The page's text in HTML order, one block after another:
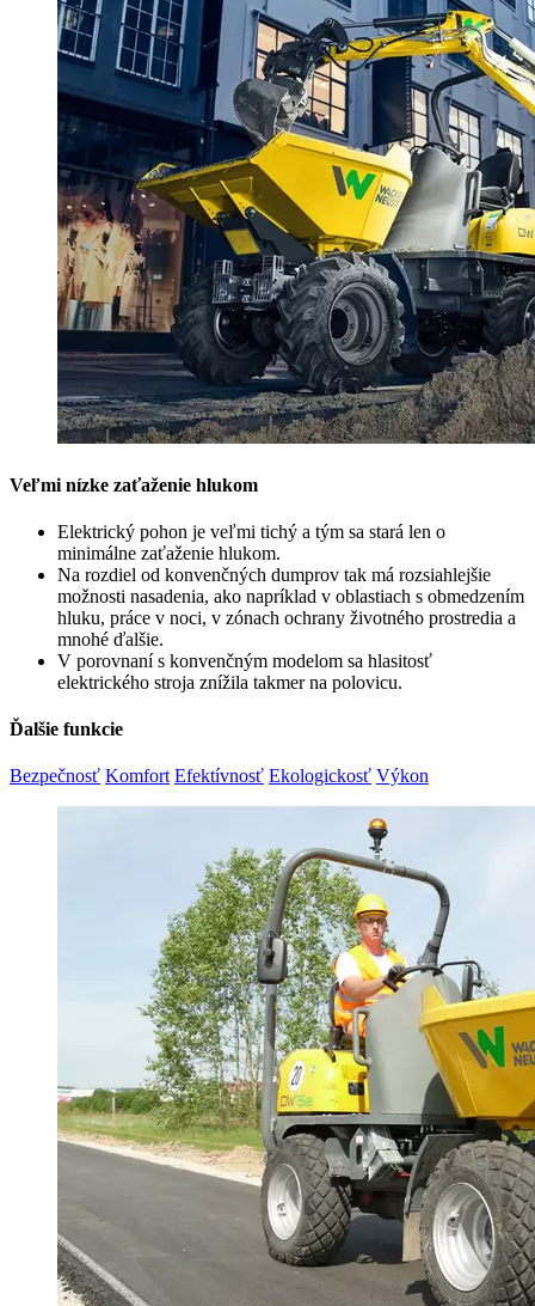
Veľmi nízke zaťaženie hlukom
Elektrický pohon je veľmi tichý a tým sa stará len o
minimálne zaťaženie hlukom.
Na rozdiel od konvenčných dumprov tak má rozsiahlejšie
možnosti nasadenia, ako napríklad v oblastiach s obmedzením
hluku, práce v noci, v zónach ochrany životného prostredia a
mnohé ďalšie.
V porovnaní s konvenčným modelom sa hlasitosť
elektrického stroja znížila takmer na polovicu.
Ďalšie funkcie
Bezpečnosť Komfort Efektívnosť Ekologickosť Výkon